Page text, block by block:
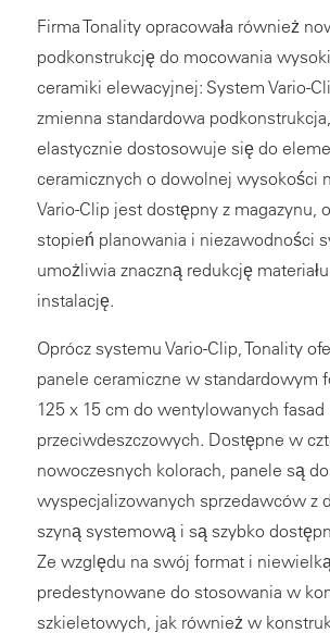
Firma Tonality opracowała również
podkonstrukcję do mocowania
ceramiki elewacyjnej: System Vario-
zmienna standardowa
elastycznie dostosowuje się do
ceramicznych o dowolnej wysokości
Vario-Clip jest dostępny z magazynu,
stopień planowania i niezawodności
umożliwia znaczną redukcję
instalację.
Oprócz systemu Vario-Clip, Tonality
panele ceramiczne w standardowym
125 x 15 cm do wentylowanych fasad
przeciwdeszczowych. Dostępne w
nowoczesnych kolorach, panele są
wyspecjalizowanych sprzedawców z
szyną systemową i są szybko
Ze względu na swój format i
predestynowane do stosowania w
szkieletowych, jak również w